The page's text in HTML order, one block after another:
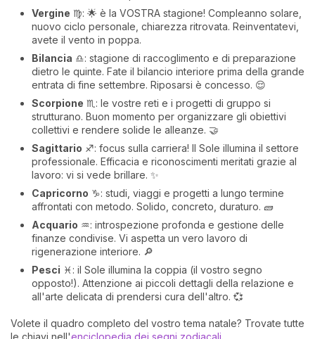
Vergine ♍: 🌟 è la VOSTRA stagione! Compleanno solare,
nuovo ciclo personale, chiarezza ritrovata. Reinventatevi,
avete il vento in poppa.
Bilancia ♎: stagione di raccoglimento e di preparazione
dietro le quinte. Fate il bilancio interiore prima della grande
entrata di fine settembre. Riposarsi è concesso. 😌
Scorpione ♏: le vostre reti e i progetti di gruppo si
strutturano. Buon momento per organizzare gli obiettivi
collettivi e rendere solide le alleanze. 🤝
Sagittario ♐: focus sulla carriera! Il Sole illumina il settore
professionale. Efficacia e riconoscimenti meritati grazie al
lavoro: vi si vede brillare. ✨
Capricorno ♑: studi, viaggi e progetti a lungo termine
affrontati con metodo. Solido, concreto, duraturo. 🧱
Acquario ♒: introspezione profonda e gestione delle
finanze condivise. Vi aspetta un vero lavoro di
rigenerazione interiore. 🔎
Pesci ♓: il Sole illumina la coppia (il vostro segno
opposto!). Attenzione ai piccoli dettagli della relazione e
all'arte delicata di prendersi cura dell'altro. 💞
Volete il quadro completo del vostro tema natale? Trovate tutte
le chiavi nell'enciclopedia dei segni zodiacali.